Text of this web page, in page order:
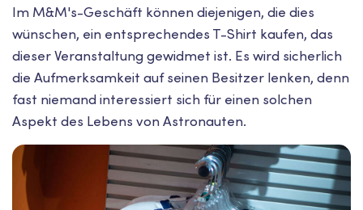
Im M&M's-Geschäft können diejenigen, die dies
wünschen, ein entsprechendes T-Shirt kaufen, das
dieser Veranstaltung gewidmet ist. Es wird sicherlich
die Aufmerksamkeit auf seinen Besitzer lenken, denn
fast niemand interessiert sich für einen solchen
Aspekt des Lebens von Astronauten.